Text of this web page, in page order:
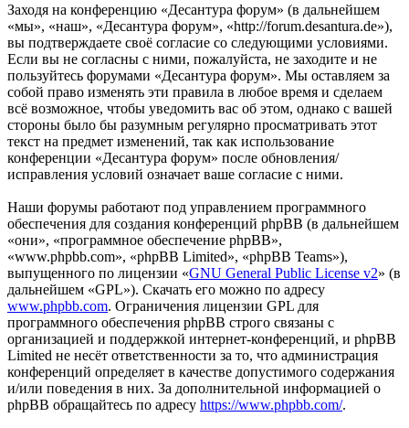
Заходя на конференцию «Десантура форум» (в дальнейшем
«мы», «наш», «Десантура форум», «http://forum.desantura.de»),
вы подтверждаете своё согласие со следующими условиями.
Если вы не согласны с ними, пожалуйста, не заходите и не
пользуйтесь форумами «Десантура форум». Мы оставляем за
собой право изменять эти правила в любое время и сделаем
всё возможное, чтобы уведомить вас об этом, однако с вашей
стороны было бы разумным регулярно просматривать этот
текст на предмет изменений, так как использование
конференции «Десантура форум» после обновления/
исправления условий означает ваше согласие с ними.
Наши форумы работают под управлением программного
обеспечения для создания конференций phpBB (в дальнейшем
«они», «программное обеспечение phpBB»,
«www.phpbb.com», «phpBB Limited», «phpBB Teams»),
выпущенного по лицензии «GNU General Public License v2» (в
дальнейшем «GPL»). Скачать его можно по адресу
www.phpbb.com. Ограничения лицензии GPL для
программного обеспечения phpBB строго связаны с
организацией и поддержкой интернет-конференций, и phpBB
Limited не несёт ответственности за то, что администрация
конференций определяет в качестве допустимого содержания
и/или поведения в них. За дополнительной информацией о
phpBB обращайтесь по адресу https://www.phpbb.com/.